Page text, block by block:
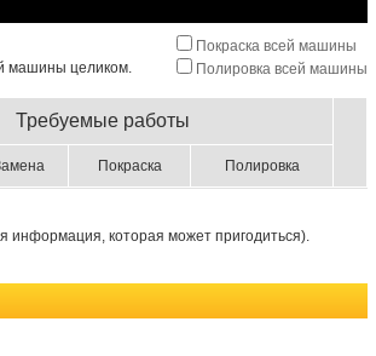
Покраска всей машины
Полировка всей машины
машины целиком.
Требуемые работы
Покраска Полировка
информация, которая может пригодиться).